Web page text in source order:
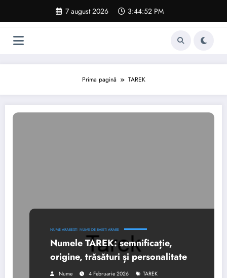
conținut
7 august 2026 3:44:53 PM
Prima pagină TAREK
NUME ARABESTI NUME DE BAIETI ARABE
Numele TAREK: semnificație,
origine, trăsături și personalitate
Nume 4 Februarie 2026 TAREK